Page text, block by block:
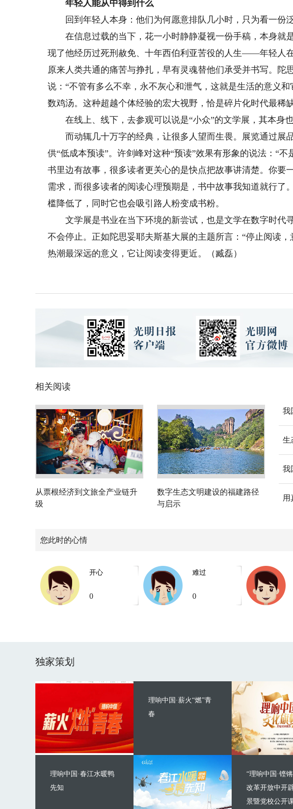
年轻人能从中得到什么
回到年轻人本身：他们为何愿意排队几小时，只为看一份
在信息过载的当下，花一小时静静凝视一份手稿，本身就
现了他经历过死刑赦免、十年西伯利亚苦役的人生——年轻人
原来人类共通的痛苦与挣扎，早有灵魂替他们承受并书写。陀
说：“不管有多么不幸，永不灰心和泄气，这就是生活的意义
数鸡汤。这种超越个体经验的宏大视野，恰是碎片化时代最稀
在线上、线下，去参观可以说是“小众”的文学展，其本身也
而动辄几十万字的经典，让很多人望而生畏。展览通过展
供“低成本预读”。许剑峰对这种“预读”效果有形象的说法：“不
书里边有故事，很多读者更关心的是快点把故事讲清楚。你要
需求，而很多读者的阅读心理预期是，书中故事我知道就行了
槛降低了，同时它也会吸引路人粉变成书粉。
文学展是书业在当下环境的新尝试，也是文学在数字时代
不会停止。正如陀思妥耶夫斯基大展的主题所言：“停止阅读
热潮最深远的意义，它让阅读变得更近。（臧磊）
相关阅读
从票根经济到文旅全产业链升
级
数字生态文明建设的福建路径
与启示
我
生
我
用
您此时的心情
开心
0
难过
0
独家策划
理响中国·薪火“燃”青
春
理响中国·春江水暖鸭
先知
“理响中国·铿
改革开放中开
景暨党校公开